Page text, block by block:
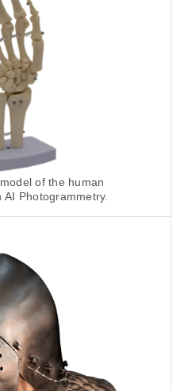
of the human
Photogrammetry.